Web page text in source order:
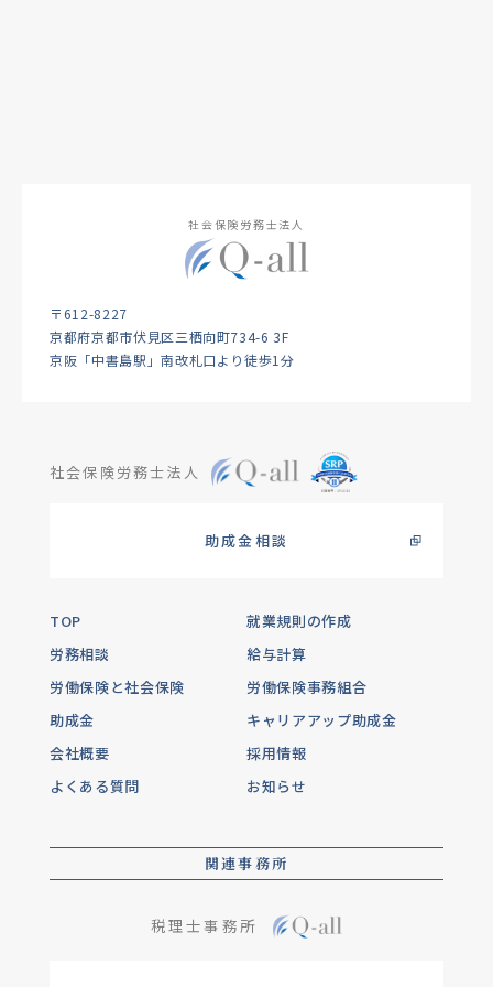
社会保険労務士法人
〒612-8227
京都府京都市伏見区三栖向町734-6 3F
京阪「中書島駅」南改札口より徒歩1分
社会保険労務士法人
助成金相談
TOP
就業規則の作成
労務相談
給与計算
労働保険と社会保険
労働保険事務組合
助成金
キャリアアップ助成金
会社概要
採用情報
よくある質問
お知らせ
関連事務所
税理士事務所